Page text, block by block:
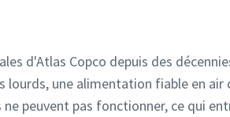
d'Atlas Copco depuis des
lourds, une alimentation fiable en
peuvent pas fonctionner, ce qui